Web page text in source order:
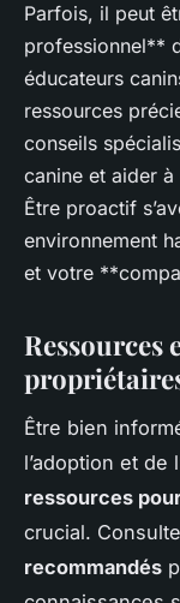
Parfois, il peut
professionnel**
éducateurs
ressources
conseils
canine et aider
Être proactif
environnement
et votre
Ressources
Être bien
l’adoption et de
ressources
crucial.
recommandés